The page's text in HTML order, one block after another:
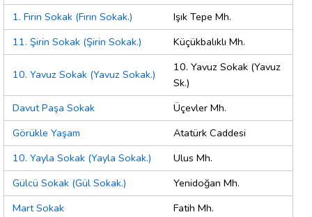
1. Fırın Sokak (Fırın Sokak.)
Işık Tepe Mh.
11. Şirin Sokak (Şirin Sokak.)
Küçükbalıklı Mh.
10. Yavuz Sokak (Yavuz Sokak.)
10. Yavuz Sokak (Yavuz
Sk.)
Davut Paşa Sokak
Üçevler Mh.
Görükle Yaşam
Atatürk Caddesi
10. Yayla Sokak (Yayla Sokak.)
Ulus Mh.
Gülcü Sokak (Gül Sokak.)
Yenidoğan Mh.
Mart Sokak
Fatih Mh.